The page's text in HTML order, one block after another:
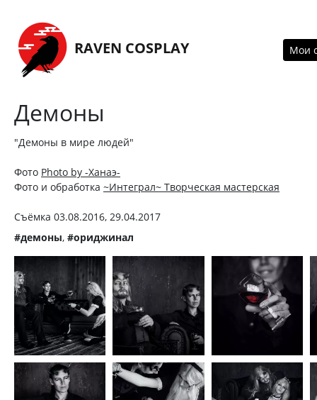
Перейти на главную страницу
RAVEN COSPLAY
Мои
Демоны
"Демоны в мире людей"
Фото Photo by -Ханаэ-
Фото и обработка ~Интеграл~ Творческая мастерская
Съёмка 03.08.2016, 29.04.2017
#демоны, #ориджинал